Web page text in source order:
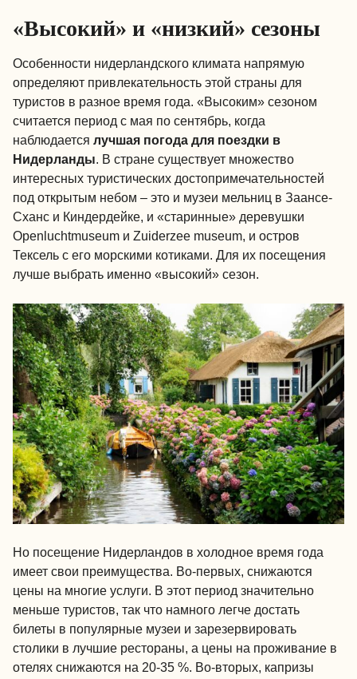
«Высокий» и «низкий» сезоны
Особенности нидерландского климата напрямую
определяют привлекательность этой страны для
туристов в разное время года. «Высоким» сезоном
считается период с мая по сентябрь, когда
наблюдается лучшая погода для поездки в
Нидерланды. В стране существует множество
интересных туристических достопримечательностей
под открытым небом – это и музеи мельниц в Заансе-
Сханс и Киндердейке, и «старинные» деревушки
Openluchtmuseum и Zuiderzee museum, и остров
Тексель с его морскими котиками. Для их посещения
лучше выбрать именно «высокий» сезон.
Но посещение Нидерландов в холодное время года
имеет свои преимущества. Во-первых, снижаются
цены на многие услуги. В этот период значительно
меньше туристов, так что намного легче достать
билеты в популярные музеи и зарезервировать
столики в лучшие рестораны, а цены на проживание в
отелях снижаются на 20-35 %. Во-вторых, капризы